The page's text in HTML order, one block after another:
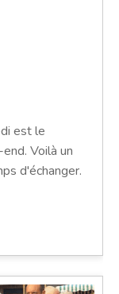
est le
Voilà un
d'échanger.